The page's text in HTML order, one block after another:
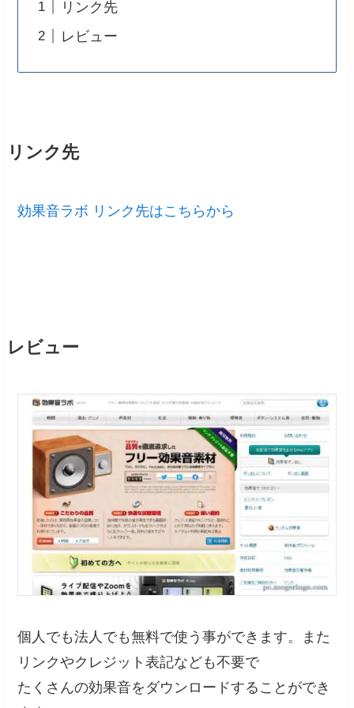
リンク先
レビュー
リンク先
効果音ラボ リンク先はこちらから
レビュー
個人でも法人でも無料で使う事ができます。また
リンクやクレジット表記なども不要で
たくさんの効果音をダウンロードすることができ